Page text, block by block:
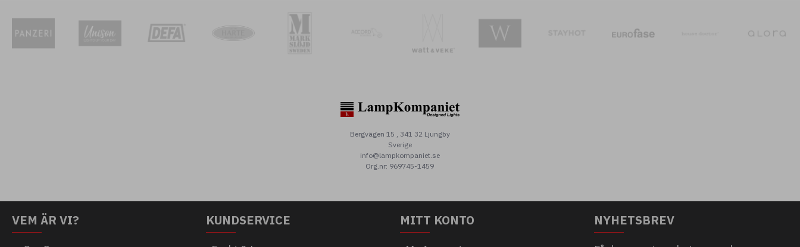
Bergvägen 15 , 341 32 Ljungby
Sverige
info@lampkompaniet.se
Org.nr: 969745-1459
VEM ÄR VI? KUNDSERVICE MITT KONTO NYHETSBREV